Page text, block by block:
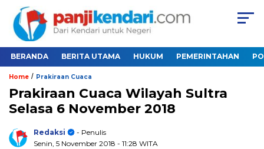
BERANDA BERITA UTAMA HUKUM PEMERINTAHAN
Home / Prakiraan Cuaca
Prakiraan Cuaca Wilayah Sultra
Selasa 6 November 2018
Redaksi
- Penulis
Senin, 5 November 2018 - 11:28 WITA